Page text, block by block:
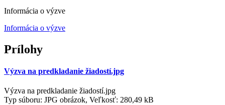
Informácia o výzve
Informácia o výzve
Prílohy
Výzva na predkladanie žiadostí.jpg
Výzva na predkladanie žiadostí.jpg
Typ súboru: JPG obrázok, Veľkosť: 280,49 kB